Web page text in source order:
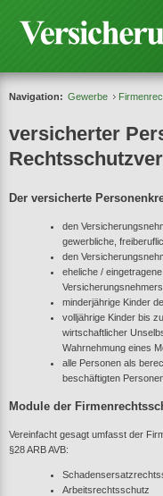
Navigation: Gewerbe
versicherter
Der versicherte
den
gewerbliche,
den
eheliche /
Versicherungsnehmers
minderjährige Kinder
volljährige Kinder bis
wirtschaftlicher
Wahrnehmung eines
alle Personen als
beschäftigten
Module der
Vereinfacht gesagt umfasst der
§28 ARB AVB:
Arbeitsrechtsschutz